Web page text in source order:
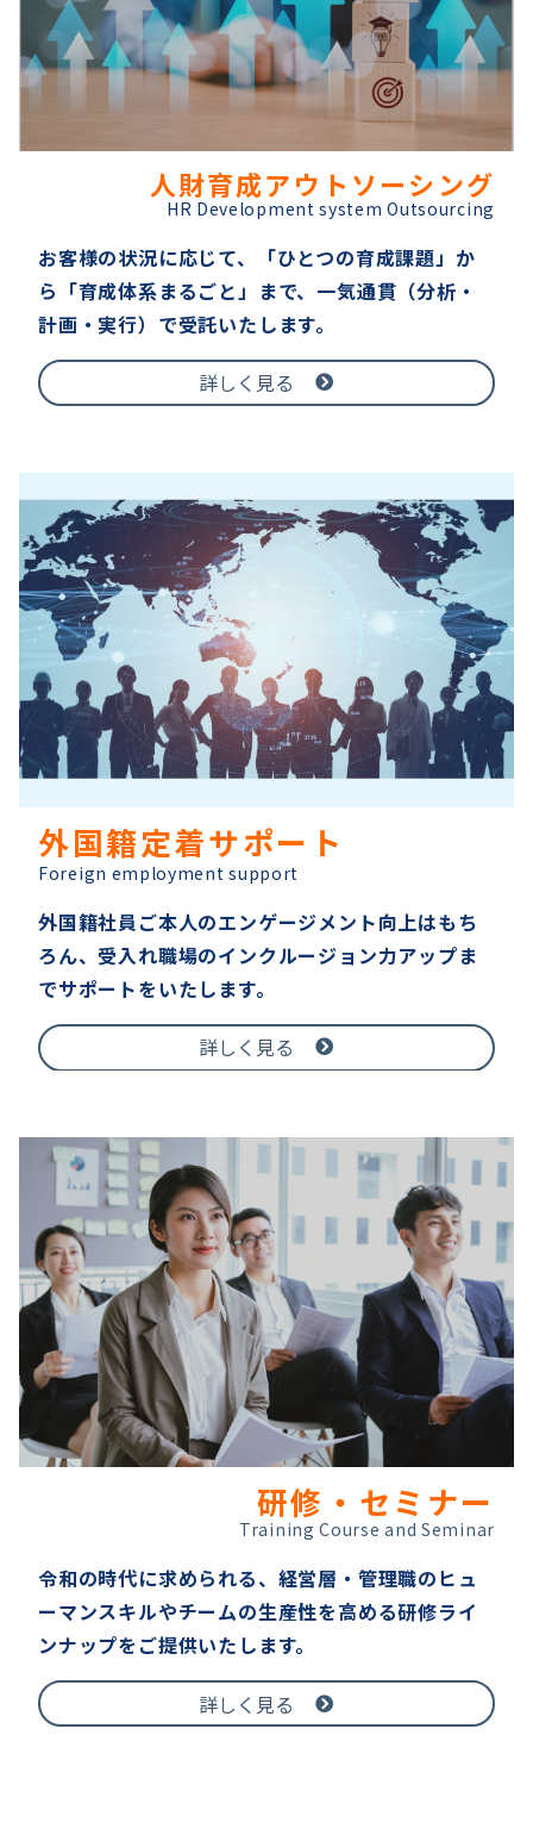
人財育成アウトソーシング
HR Development system Outsourcing
お客様の状況に応じて、「ひとつの育成課題」か
ら「育成体系まるごと」まで、一気通貫（分析・
計画・実行）で受託いたします。
詳しく見る
外国籍定着サポート
Foreign employment support
外国籍社員ご本人のエンゲージメント向上はもち
ろん、受入れ職場のインクルージョン力アップま
でサポートをいたします。
詳しく見る
研修・セミナー
Training Course and Seminar
令和の時代に求められる、経営層・管理職のヒュ
ーマンスキルやチームの生産性を高める研修ライ
ンナップをご提供いたします。
詳しく見る